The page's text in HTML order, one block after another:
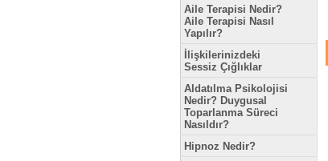
Aile Terapisi Nedir?
Aile Terapisi Nasıl
Yapılır?
İlişkilerinizdeki
Sessiz Çığlıklar
Aldatılma Psikolojisi
Nedir? Duygusal
Toparlanma Süreci
Nasıldır?
Hipnoz Nedir?